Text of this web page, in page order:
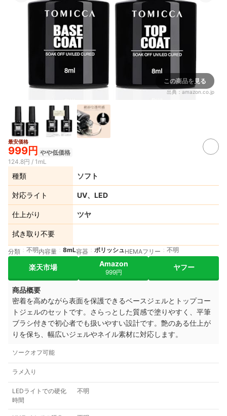
この商品を見る
出典： amazon.co.jp
最安価格
999円 やや低価格
124.8円 / 1mL
種類 ソフト
対応ライト UV、LED
仕上がり ツヤ
拭き取り不要
分類 不明 内容量 8mL容器 ポリッシュ HEMAフリー 不明
楽天市場 Amazon
999円
ヤフー
商品概要
密着を高めながら表面を保護できるベースジェルとトップコー
トジェルのセットです。さらっとした質感で塗りやすく、平筆
ブラシ付きで初心者でも扱いやすい設計です。艶のある仕上が
りを保ち、幅広いジェルやネイル素材に対応します。
ソークオフ可能
ラメ入り
LEDライトでの硬化
時間
不明